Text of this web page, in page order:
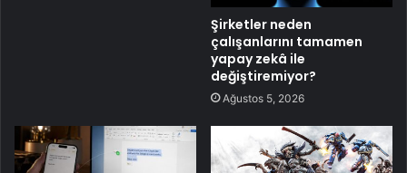
Şirketler neden
çalışanlarını tamamen
yapay zekâ ile
değiştiremiyor?
Ağustos 5, 2026